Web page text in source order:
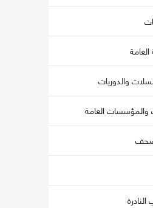
والدوريات
والمؤسسات العامة